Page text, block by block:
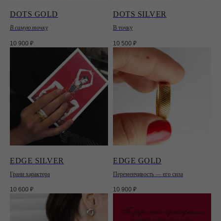
DOTS GOLD
В самую точку
10 900 ₽
DOTS SILVER
В точку
10 500 ₽
EDGE SILVER
Грани характера
10 600 ₽
EDGE GOLD
Переменчивость — его сила
10 900 ₽
КОНТАКТЫ
ПОКУПАТЕЛЯМ
ГДЕ КУПИТЬ?
ПАРТНЕРАМ
ПОЛИТИКА ОБРАБОТКИ
+7 981 848-78-78
ИНФОРМАЦИЯ
КОНТАКТЫ
ПЛАТИТЕ ДОЛЯМИ
ПРОГРАММА ЛОЯЛЬНОСТИ
ПОДПИСАТЬСЯ НА ПИСЬМА ОТ MOSSA